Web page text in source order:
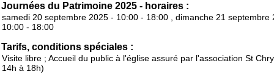
Journées du Patrimoine 2025 - horaires :
samedi 20 septembre 2025 - 10:00 - 18:00 , dimanche 21 septembre
10:00 - 18:00
Tarifs, conditions spéciales :
Visite libre ; Accueil du public à l'église assuré par l'association St
14h à 18h)